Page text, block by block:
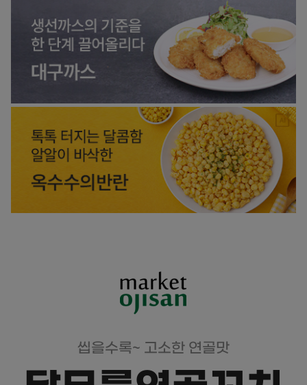
씹을수록~ 고소한 연골맛